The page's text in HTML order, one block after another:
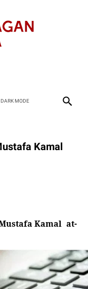
Kamal
Kamal at-